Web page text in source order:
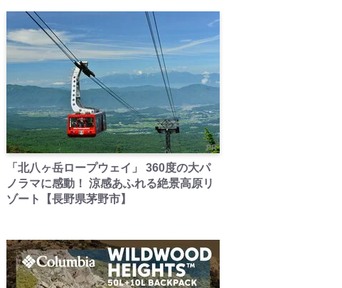
PR
「北八ヶ岳ロープウェイ」 360度の大パ
ノラマに感動！ 涼感あふれる絶景高原リ
ゾート【長野県茅野市】